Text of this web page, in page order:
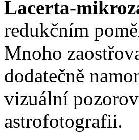
Lacerta-
redukčním
Mnoho
dodatečně
vizuální
astrofotografii.